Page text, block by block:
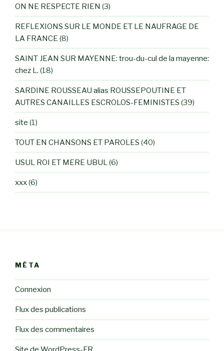
ON NE RESPECTE RIEN (3)
REFLEXIONS SUR LE MONDE ET LE NAUFRAGE DE
LA FRANCE (8)
SAINT JEAN SUR MAYENNE: trou-du-cul de la mayenne:
chez L. (18)
SARDINE ROUSSEAU alias ROUSSEPOUTINE ET
AUTRES CANAILLES ESCROLOS-FEMINISTES (39)
site (1)
TOUT EN CHANSONS ET PAROLES (40)
USUL ROI ET MERE UBUL(6)
xxx(6)
MÉTA
Connexion
Flux des publications
Flux des commentaires